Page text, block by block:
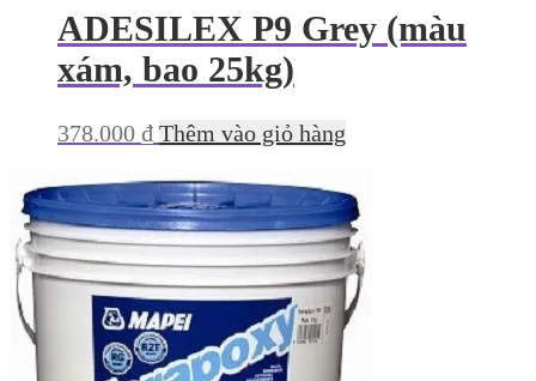
ADESILEX P9 Grey (màu
xám, bao 25kg)
378.000 ₫ Thêm vào giỏ hàng